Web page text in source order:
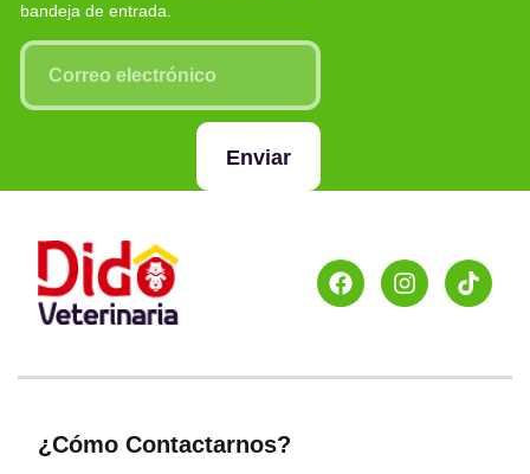
bandeja de entrada.
Enviar
¿Cómo Contactarnos?